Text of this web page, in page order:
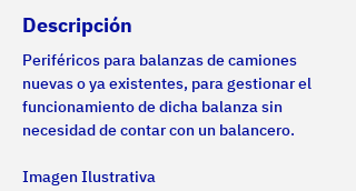
Descripción
Periféricos para balanzas de camiones
nuevas o ya existentes, para gestionar el
funcionamiento de dicha balanza sin
necesidad de contar con un balancero.
Imagen Ilustrativa